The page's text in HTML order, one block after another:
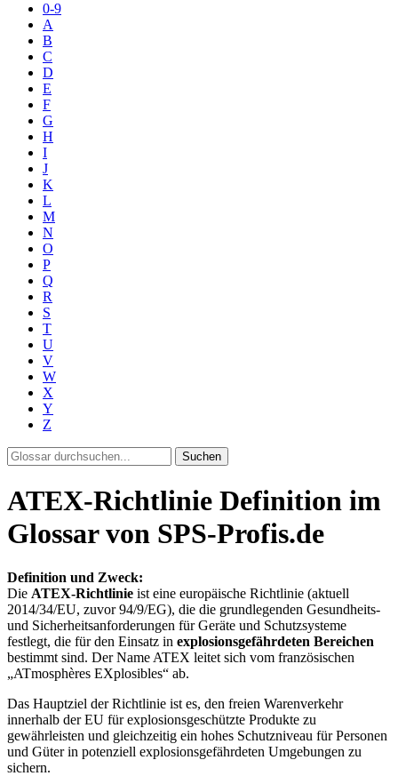
0-9
A
B
C
D
E
F
G
H
I
J
K
L
M
N
O
P
Q
R
S
T
U
V
W
X
Y
Z
Suchen
ATEX-Richtlinie Definition im
Glossar von SPS-Profis.de
Definition und Zweck:
Die ATEX-Richtlinie ist eine europäische Richtlinie (aktuell
2014/34/EU, zuvor 94/9/EG), die die grundlegenden Gesundheits-
und Sicherheitsanforderungen für Geräte und Schutzsysteme
festlegt, die für den Einsatz in explosionsgefährdeten Bereichen
bestimmt sind. Der Name ATEX leitet sich vom französischen
„ATmosphères EXplosibles“ ab.
Das Hauptziel der Richtlinie ist es, den freien Warenverkehr
innerhalb der EU für explosionsgeschützte Produkte zu
gewährleisten und gleichzeitig ein hohes Schutzniveau für Personen
und Güter in potenziell explosionsgefährdeten Umgebungen zu
sichern.